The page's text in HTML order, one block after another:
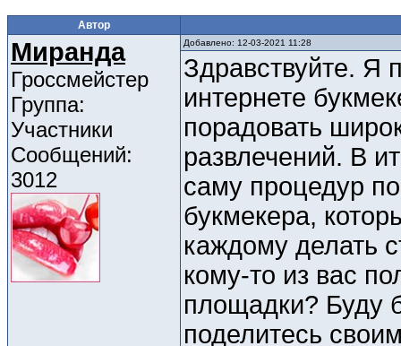
Автор
Миранда
Гроссмейстер
Группа:
Участники
Сообщений:
3012
Добавлено: 12-03-2021 11:28
Здравствуйте. Я
интернете
порадовать
развлечений. В
саму процедур
букмекера,
каждому делать
кому-то из вас
площадки? Буду
поделитесь